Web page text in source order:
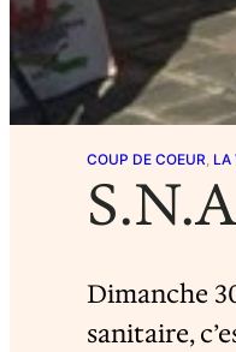
COUP DE COEUR, LA
Dimanche
sanitaire,